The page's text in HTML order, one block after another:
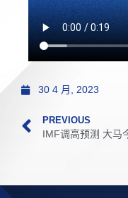
30 4 月, 2023
PREVIOUS